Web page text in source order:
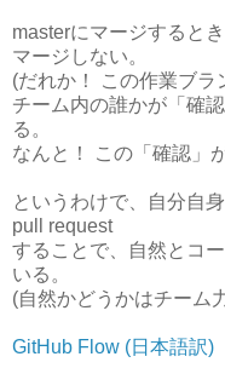
masterにマージすると
マージしない。
(だれか！ この作業ブ
チーム内の誰かが「確
る。
なんと！ この「確認」
というわけで、自分自
pull request
することで、自然とコ
いる。
(自然かどうかはチーム
GitHub Flow (日本語訳)